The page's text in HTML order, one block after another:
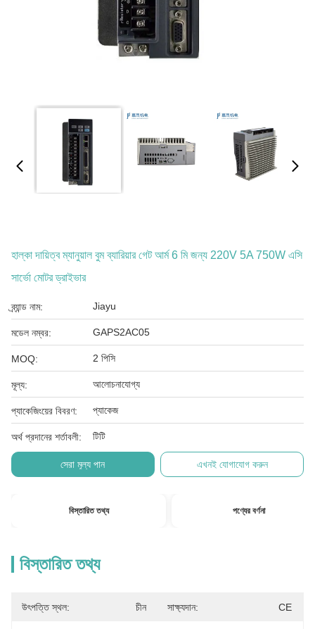
হাল্কা দায়িত্ব ম্যানুয়াল বুম ব্যারিয়ার গেট আর্ম 6 মি জন্য 220V 5A 750W এসি
সার্ভো মোটর ড্রাইভার
ব্র্যান্ড নাম: Jiayu
মডেল নম্বর: GAPS2AC05
MOQ: 2 পিসি
মূল্য: আলোচনাযোগ্য
প্যাকেজিংয়ের বিবরণ: প্যাকেজ
অর্থ প্রদানের শর্তাবলী: টিটি
সেরা মূল্য পান এখনই যোগাযোগ করুন
বিস্তারিত তথ্য পণ্যের বর্ণনা
বিস্তারিত তথ্য
উৎপত্তি স্থল: চীন সাক্ষ্যদান: CE